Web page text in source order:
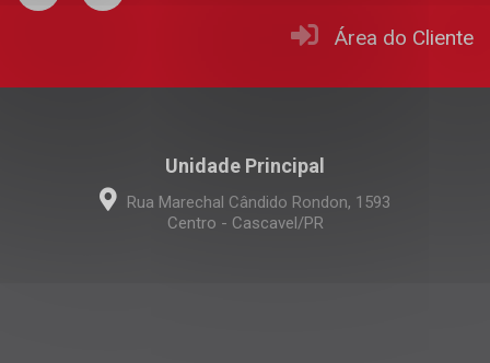
Área do Cliente
Unidade Principal
Rua Marechal Cândido Rondon, 1593
Centro - Cascavel/PR